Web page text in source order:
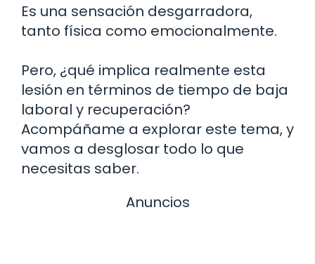
Es una sensación desgarradora,
tanto física como emocionalmente.
Pero, ¿qué implica realmente esta
lesión en términos de tiempo de baja
laboral y recuperación?
Acompáñame a explorar este tema, y
vamos a desglosar todo lo que
necesitas saber.
Anuncios